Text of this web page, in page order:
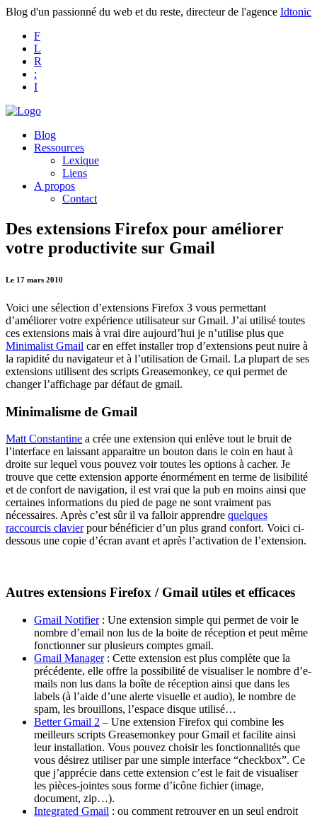
Blog d'un passionné du web et du reste, directeur de l'agence Idtonic
F
L
R
:
I
Blog
Ressources
Lexique
Liens
A propos
Contact
Des extensions Firefox pour améliorer
votre productivite sur Gmail
Le 17 mars 2010
Voici une sélection d’extensions Firefox 3 vous permettant
d’améliorer votre expérience utilisateur sur Gmail. J’ai utilisé toutes
ces extensions mais à vrai dire aujourd’hui je n’utilise plus que
Minimalist Gmail car en effet installer trop d’extensions peut nuire à
la rapidité du navigateur et à l’utilisation de Gmail. La plupart de ses
extensions utilisent des scripts Greasemonkey, ce qui permet de
changer l’affichage par défaut de gmail.
Minimalisme de Gmail
Matt Constantine a crée une extension qui enlève tout le bruit de
l’interface en laissant apparaitre un bouton dans le coin en haut à
droite sur lequel vous pouvez voir toutes les options à cacher. Je
trouve que cette extension apporte énormément en terme de lisibilité
et de confort de navigation, il est vrai que la pub en moins ainsi que
certaines informations du pied de page ne sont vraiment pas
nécessaires. Après c’est sûr il va falloir apprendre quelques
raccourcis clavierpour bénéficier d’un plus grand confort. Voici ci-
dessous une copie d’écran avant et après l’activation de l’extension.
Autres extensions Firefox / Gmail utiles et efficaces
Gmail Notifier: Une extension simple qui permet de voir le
nombre d’email non lus de la boite de réception et peut même
fonctionner sur plusieurs comptes gmail.
Gmail Manager: Cette extension est plus complète que la
précédente, elle offre la possibilité de visualiser le nombre d’e-
mails non lus dans la boîte de réception ainsi que dans les
labels (à l’aide d’une alerte visuelle et audio), le nombre de
spam, les brouillons, l’espace disque utilisé…
Better Gmail 2 – Une extension Firefox qui combine les
meilleurs scripts Greasemonkey pour Gmail et facilite ainsi
leur installation. Vous pouvez choisir les fonctionnalités que
vous désirez utiliser par une simple interface “checkbox”. Ce
que j’apprécie dans cette extension c’est le fait de visualiser
les pièces-jointes sous forme d’icône fichier (image,
document, zip…).
Integrated Gmail : ou comment retrouver en un seul endroit